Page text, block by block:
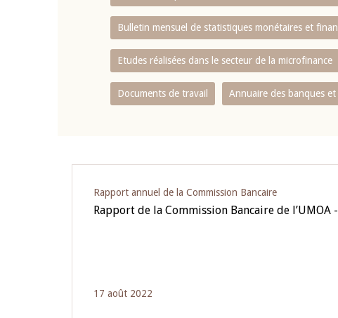
Bulletin mensuel de statistiques monétaires et
Etudes réalisées dans le secteur de la microfinance
Documents de travail Annuaire des banques
Rapport annuel de la Commission Bancaire
Rapport de la Commission Bancaire de l’UMOA
17 août 2022